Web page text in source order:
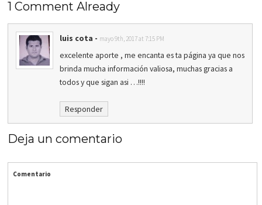
1 Comment Already
luis cota - mayo 9th, 2017 at 7:15 PM
excelente aporte , me encanta es ta página ya que nos
brinda mucha información valiosa, muchas gracias a
todos y que sigan asi …!!!!
Responder
Deja un comentario
Comentario